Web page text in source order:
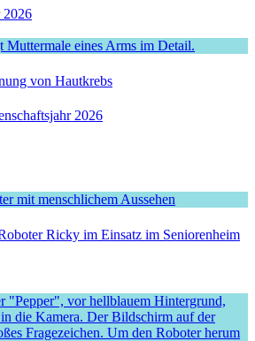
2026
von Hautkrebs
2026
Ricky im Einsatz im Seniorenheim